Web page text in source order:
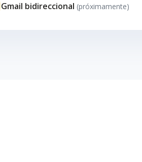
Gmail bidireccional (próximamente)